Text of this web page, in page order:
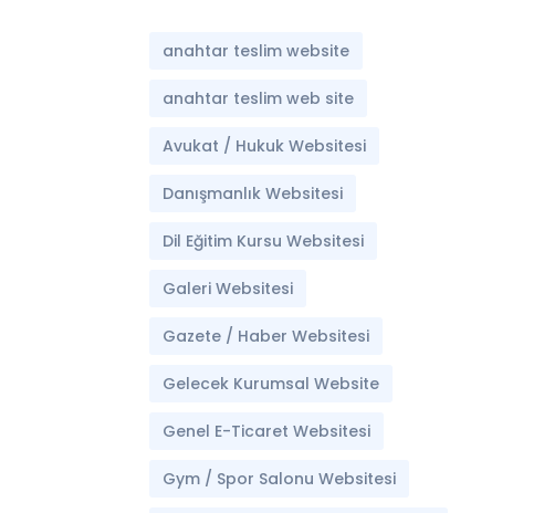
anahtar teslim website
anahtar teslim web site
Avukat / Hukuk Websitesi
Danışmanlık Websitesi
Dil Eğitim Kursu Websitesi
Galeri Websitesi
Gazete / Haber Websitesi
Gelecek Kurumsal Website
Genel E-Ticaret Websitesi
Gym / Spor Salonu Websitesi